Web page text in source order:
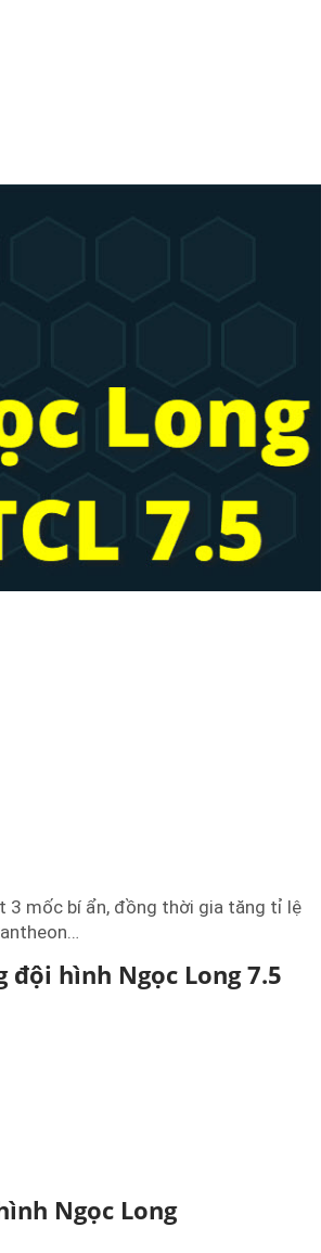
3 mốc bí ẩn, đồng thời gia tăng tỉ lệ
hình Ngọc Long 7.5
Ngọc Long